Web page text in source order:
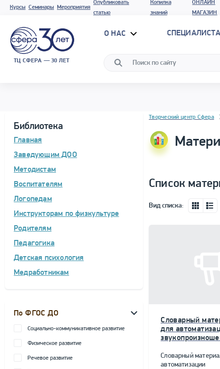
Курсы Семинары Мероприятия
Опубликовать
статью
Копилка
знаний
ОНЛАЙН
МАГАЗИН
ТЦ СФЕРА — 30 ЛЕТ
О НАС
Библиотека
Главная
Заведующим ДОО
Методистам
Воспитателям
Логопедам
Инструкторам по физкультуре
Родителям
Педагогика
Детская психология
Медработникам
По ФГОС ДО
Социально-коммуникативное развитие
Физическое развитие
Речевое развитие
Блок новостей
Творческий центр Сфера
Список
Вид списка:
Словарный
для
Словарный
автоматизации